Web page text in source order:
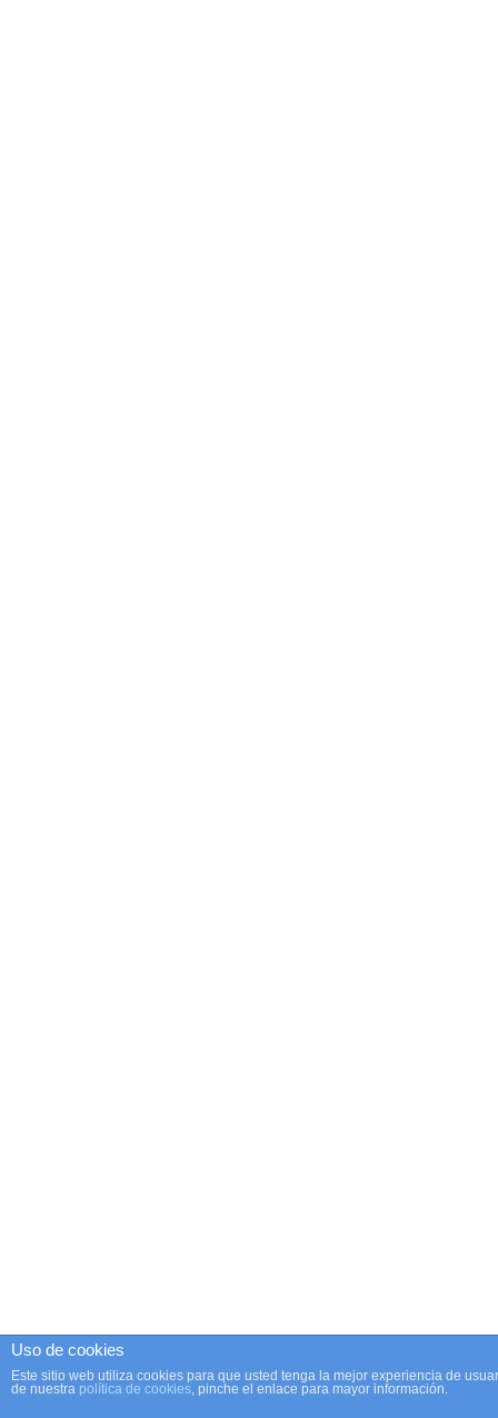
Uso de cookies
Este sitio web utiliza cookies para que usted tenga la mejor experiencia de
de nuestra política de cookies, pinche el enlace para mayor información.